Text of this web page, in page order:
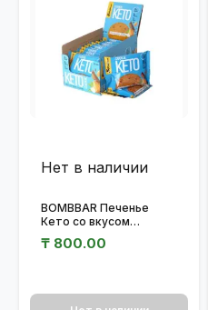
Нет в наличии
BOMBBAR Печенье
Кето со вкусом
миндаля 40гр.
₸ 800.00